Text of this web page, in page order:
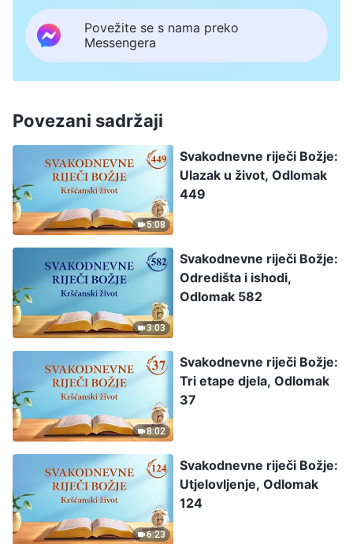
Povežite se s nama preko
Messengera
Povezani sadržaji
5:08
Svakodnevne riječi Božje:
Ulazak u život, Odlomak
449
3:03
Svakodnevne riječi Božje:
Odredišta i ishodi,
Odlomak 582
8:02
Svakodnevne riječi Božje:
Tri etape djela, Odlomak
37
6:23
Svakodnevne riječi Božje:
Utjelovljenje, Odlomak
124